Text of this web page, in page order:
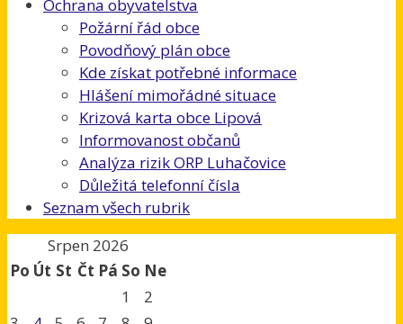
Ochrana obyvatelstva
Požární řád obce
Povodňový plán obce
Kde získat potřebné informace
Hlášení mimořádné situace
Krizová karta obce Lipová
Informovanost občanů
Analýza rizik ORP Luhačovice
Důležitá telefonní čísla
Seznam všech rubrik
Srpen 2026
Po Út St Čt Pá So Ne
1
2